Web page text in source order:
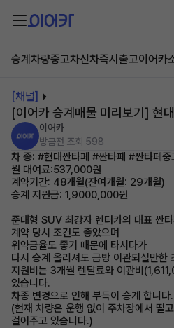
승계차량중고차신차즉시출고이어카
[채널]
[이어카 승계매물 미리보기] 현대
이어카
방금전 조회 598
차 종: #현대싼타페 #싼타페 #싼타페중
월 대여료:537,000원
계약기간: 48개월(잔여개월: 29개월)
승계 지원금: 1,9000,000원
준대형 SUV 최강자 렌터카의 대표 싼
계약 당시 조건도 좋았으며
위약금율도 좋기 때문에 타시다가
다시 승계 올리셔도 금방 이관되실만한
지원비는 3개월 렌탈료와 이관비
있습니다.
차종 변경으로 인해 부득이 승계 합니다.
(현재 차량은 운행 없이 주차장에서 떨
걸어주고 있습니다.)